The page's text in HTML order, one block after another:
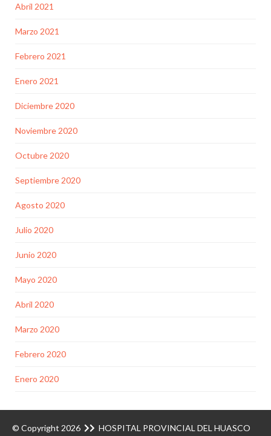
Abril 2021
Marzo 2021
Febrero 2021
Enero 2021
Diciembre 2020
Noviembre 2020
Octubre 2020
Septiembre 2020
Agosto 2020
Julio 2020
Junio 2020
Mayo 2020
Abril 2020
Marzo 2020
Febrero 2020
Enero 2020
© Copyright 2026
HOSPITAL PROVINCIAL DEL HUASCO